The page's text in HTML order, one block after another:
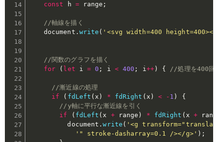
const h = range ;
//軸線を描く
    document
. write ( '<svg width=400
//関数のグラフを描く
for
( let i = 0 ; i < 400 ; i++) { //処理を400回
//漸近線の処理
if
( fdLeft (x ) * fdRight ( x ) < - 1 )
{
//y軸に平行な漸近線を引く
if
( fdLeft (x + range ) * fdRight ( x +
          document
.write ( '<g
'" stroke-dasharray=0.1 /></g>' ) ;